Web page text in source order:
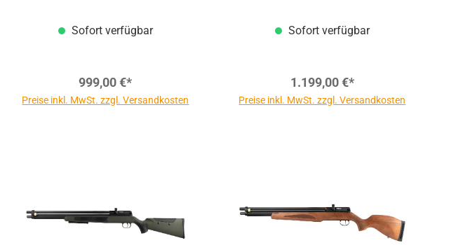
Sofort verfügbar
999,00 €*
Preise inkl. MwSt. zzgl. Versandkosten
Sofort verfügbar
1.199,00 €*
Preise inkl. MwSt. zzgl. Versandkosten